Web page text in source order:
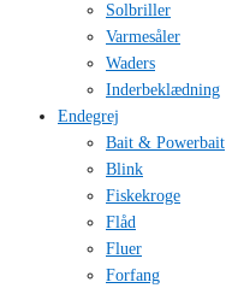
Solbriller
Varmesåler
Waders
Inderbeklædning
Endegrej
Bait & Powerbait
Blink
Fiskekroge
Flåd
Fluer
Forfang